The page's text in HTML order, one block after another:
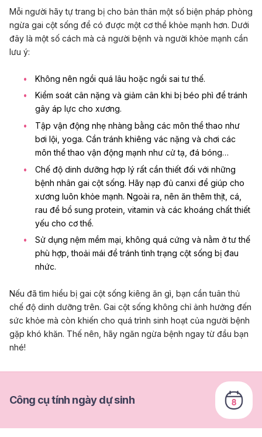
Mỗi người hãy tự trang bị cho bản thân một số biện pháp phòng
ngừa gai cột sống để có được một cơ thể khỏe mạnh hơn. Dưới
đây là một số cách mà cả người bệnh và người khỏe mạnh cần
lưu ý:
Không nên ngồi quá lâu hoặc ngồi sai tư thế.
Kiểm soát cân nặng và giảm cân khi bị béo phì để tránh
gây áp lực cho xương.
Tập vận động nhẹ nhàng bằng các môn thể thao như
bơi lội, yoga. Cần tránh khiêng vác nặng và chơi các
môn thể thao vận động mạnh như cử tạ, đá bóng…
Chế độ dinh dưỡng hợp lý rất cần thiết đối với những
bệnh nhân gai cột sống. Hãy nạp đủ canxi để giúp cho
xương luôn khỏe mạnh. Ngoài ra, nên ăn thêm thịt, cá,
rau để bổ sung protein, vitamin và các khoáng chất thiết
yếu cho cơ thể.
Sử dụng nệm mềm mại, không quá cứng và nằm ở tư thế
phù hợp, thoải mái để tránh tình trạng cột sống bị đau
nhức.
Nếu đã tìm hiểu bị gai cột sống kiêng ăn gì, bạn cần tuân thủ
chế độ dinh dưỡng trên. Gai cột sống không chỉ ảnh hưởng đến
sức khỏe mà còn khiến cho quá trình sinh hoạt của người bệnh
gặp khó khăn. Thế nên, hãy ngăn ngừa bệnh ngay từ đầu bạn
nhé!
Công cụ tính ngày dự sinh